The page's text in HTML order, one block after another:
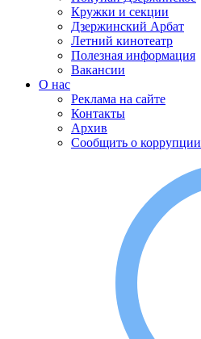
Кружки и секции
Дзержинский Арбат
Летний кинотеатр
Полезная информация
Вакансии
О нас
Реклама на сайте
Контакты
Архив
Сообщить о коррупции